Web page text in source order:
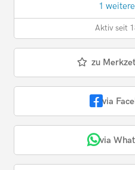
1
Aktiv seit
zu
via
via